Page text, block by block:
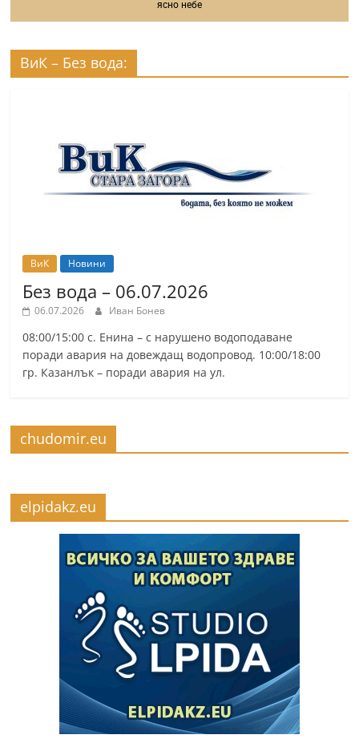
ясно небе
ВиК – Без вода:
ВиК Новини
Без вода – 06.07.2026
06.07.2026 Иван Бонев
08:00/15:00 с. Енина – с нарушено водоподаване
поради авария на довеждащ водопровод. 10:00/18:00
гр. Казанлък – поради авария на ул.
chudomir.eu
elpidakz.eu